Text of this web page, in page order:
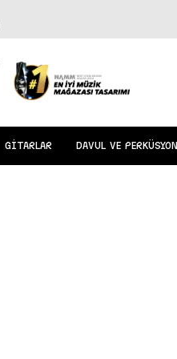
GİTARLAR DAVUL VE PERKÜSYON